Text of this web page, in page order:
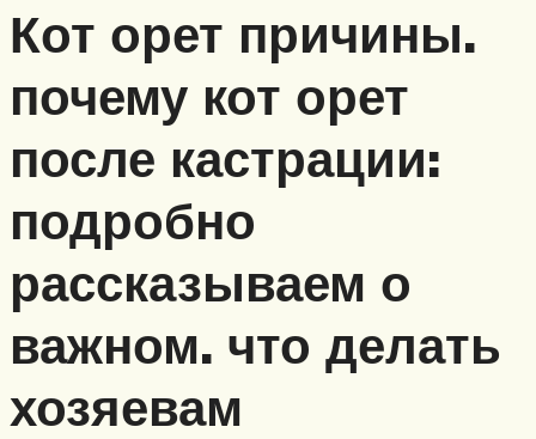
Кот орет причины.
почему кот орет
после кастрации:
подробно
рассказываем о
важном. что делать
хозяевам